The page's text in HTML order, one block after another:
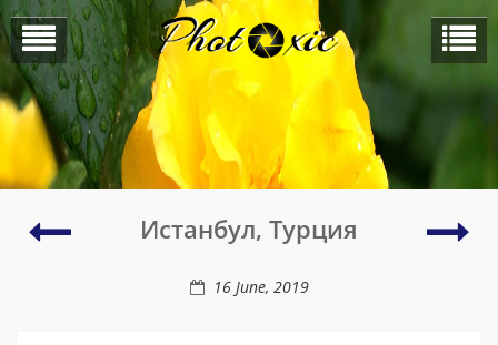
Skip
to
content
ИрландияИстанбул, Турция
16 June, 2019